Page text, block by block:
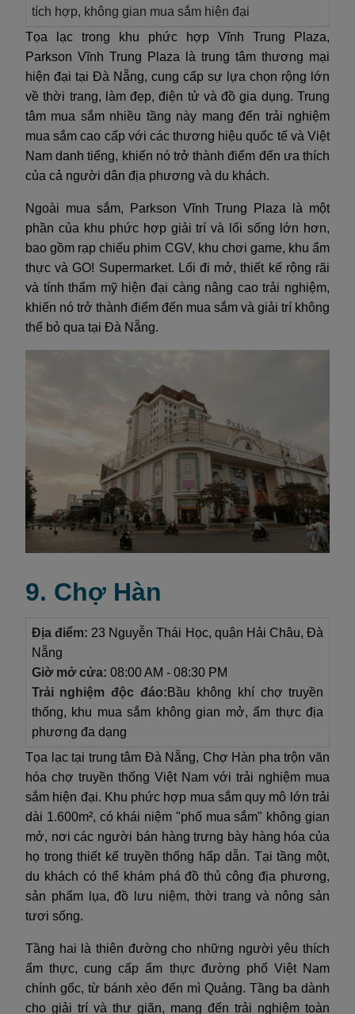
tích hợp, không gian mua sắm hiện đại
Tọa lạc trong khu phức hợp Vĩnh Trung Plaza,
Parkson Vĩnh Trung Plaza là trung tâm thương mại
hiện đại tại Đà Nẵng, cung cấp sự lựa chọn rộng lớn
về thời trang, làm đẹp, điện tử và đồ gia dụng. Trung
tâm mua sắm nhiều tầng này mang đến trải nghiệm
mua sắm cao cấp với các thương hiệu quốc tế và Việt
Nam danh tiếng, khiến nó trở thành điểm đến ưa thích
của cả người dân địa phương và du khách.
Ngoài mua sắm, Parkson Vĩnh Trung Plaza là một
phần của khu phức hợp giải trí và lối sống lớn hơn,
bao gồm rạp chiếu phim CGV, khu chơi game, khu ẩm
thực và GO! Supermarket. Lối đi mở, thiết kế rộng rãi
và tính thẩm mỹ hiện đại càng nâng cao trải nghiệm,
khiến nó trở thành điểm đến mua sắm và giải trí không
thể bỏ qua tại Đà Nẵng.
9. Chợ Hàn
Địa điểm: 23 Nguyễn Thái Học, quận Hải Châu, Đà
Nẵng
Giờ mở cửa: 08:00 AM - 08:30 PM
Trải nghiệm độc đáo: Bầu không khí chợ truyền
thống, khu mua sắm không gian mở, ẩm thực địa
phương đa dạng
Tọa lạc tại trung tâm Đà Nẵng, Chợ Hàn pha trộn văn
hóa chợ truyền thống Việt Nam với trải nghiệm mua
sắm hiện đại. Khu phức hợp mua sắm quy mô lớn trải
dài 1.600m², có khái niệm "phố mua sắm" không gian
mở, nơi các người bán hàng trưng bày hàng hóa của
họ trong thiết kế truyền thống hấp dẫn. Tại tầng một,
du khách có thể khám phá đồ thủ công địa phương,
sản phẩm lụa, đồ lưu niệm, thời trang và nông sản
tươi sống.
Tầng hai là thiên đường cho những người yêu thích
ẩm thực, cung cấp ẩm thực đường phố Việt Nam
chính gốc, từ bánh xèo đến mì Quảng. Tầng ba dành
cho giải trí và thư giãn, mang đến trải nghiệm toàn